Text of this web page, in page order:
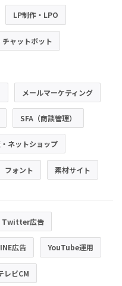
LP制作・LPO
ャットボット
メールマーケティング
SFA（商談管理）
ネットショップ
フォント 素材サイト
Twitter広告
広告 YouTube運用
レビCM